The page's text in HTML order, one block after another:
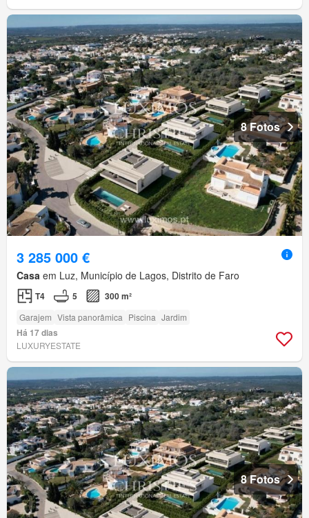
8 Fotos
3 285 000 €
Casa em Luz, Município de Lagos, Distrito de Faro
T4 5 300 m²
Garajem Vista panorâmica Piscina Jardim
Há 17 dias
LUXURYESTATE
8 Fotos